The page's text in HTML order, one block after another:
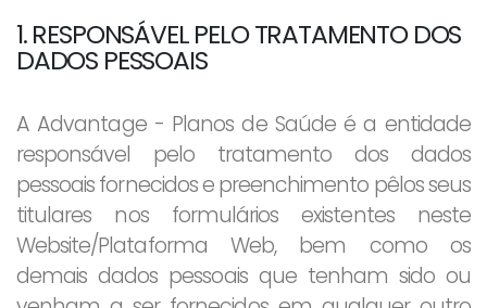
1. RESPONSÁVEL PELO TRATAMENTO DOS
DADOS PESSOAIS
A Advantage - Planos de Saúde é a entidade
responsável pelo tratamento dos dados
pessoais fornecidos e preenchimento pêlos seus
titulares nos formulários existentes neste
Website/Plataforma Web, bem como os
demais dados pessoais que tenham sido ou